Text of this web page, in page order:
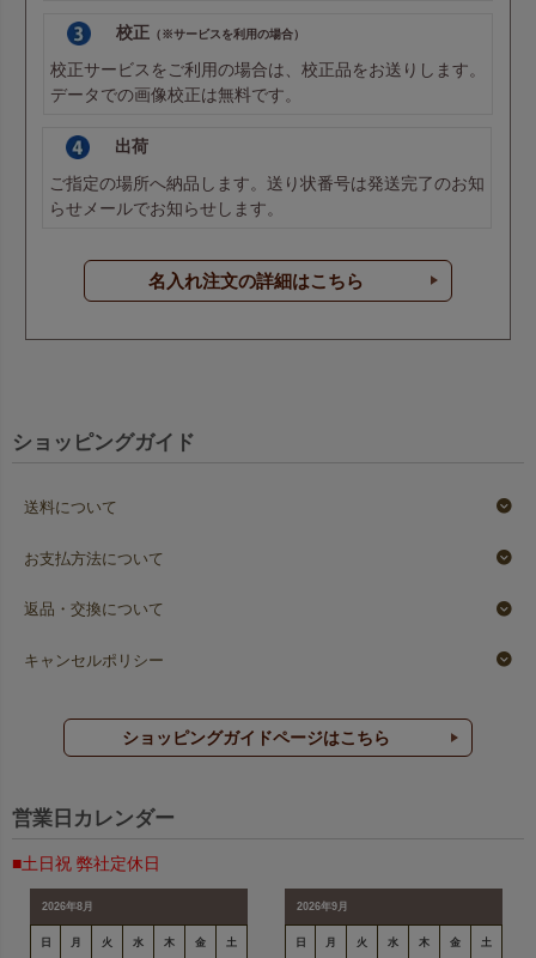
紺 紺
ライトパープル ライトパープル
生地色名
マスカットグリーン
イエロー イエロー
オレンジ
ベージュ ベージュ
校正 （※サービスを利用の場合）
校正サービスをご利用の場合は、校正品をお送りします。
データでの画像校正は無料です。
出荷
ご指定の場所へ納品します。送り状番号は発送完了のお知
らせメールでお知らせします。
名入れ注文の詳細はこちら
ショッピングガイド
送料について
お支払方法について
返品・交換について
キャンセルポリシー
ショッピングガイドページはこちら
営業日カレンダー
■土日祝 弊社定休日
2026年8月
日 月 火 水 木 金 土
2026年9月
日 月 火 水 木 金 土